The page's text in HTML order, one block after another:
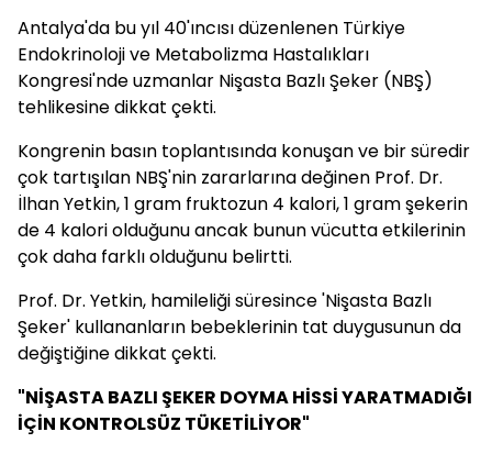
Antalya'da bu yıl 40'ıncısı düzenlenen Türkiye
Endokrinoloji ve Metabolizma Hastalıkları
Kongresi'nde uzmanlar Nişasta Bazlı Şeker (NBŞ)
tehlikesine dikkat çekti.
Kongrenin basın toplantısında konuşan ve bir süredir
çok tartışılan NBŞ'nin zararlarına değinen Prof. Dr.
İlhan Yetkin, 1 gram fruktozun 4 kalori, 1 gram şekerin
de 4 kalori olduğunu ancak bunun vücutta etkilerinin
çok daha farklı olduğunu belirtti.
Prof. Dr. Yetkin, hamileliği süresince 'Nişasta Bazlı
Şeker' kullananların bebeklerinin tat duygusunun da
değiştiğine dikkat çekti.
"NİŞASTA BAZLI ŞEKER DOYMA HİSSİ YARATMADIĞI
İÇİN KONTROLSÜZ TÜKETİLİYOR"